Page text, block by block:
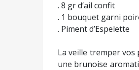
. 8 gr d’ail confit
. 1 bouquet garni
. Piment d’Espelette
La veille tremper vos
une brunoise